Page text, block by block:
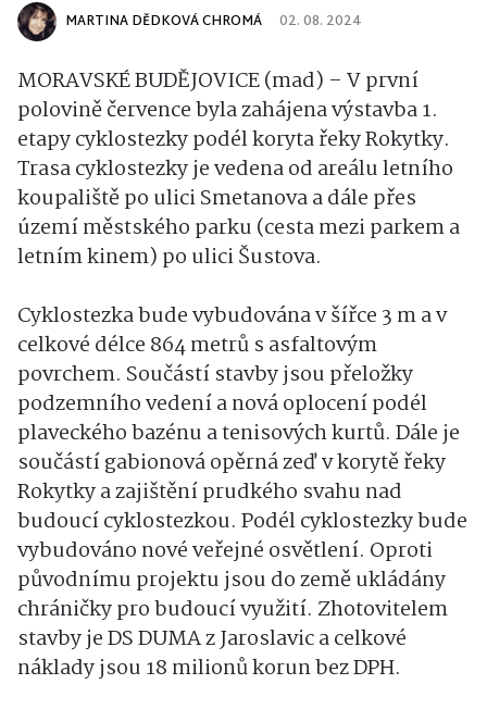
MARTINA DĚDKOVÁ CHROMÁ 02. 08. 2024
MORAVSKÉ BUDĚJOVICE (mad) – V první
polovině července byla zahájena výstavba 1.
etapy cyklostezky podél koryta řeky Rokytky.
Trasa cyklostezky je vedena od areálu letního
koupaliště po ulici Smetanova a dále přes
území městského parku (cesta mezi parkem a
letním kinem) po ulici Šustova.
Cyklostezka bude vybudována v šířce 3 m a v
celkové délce 864 metrů s asfaltovým
povrchem. Součástí stavby jsou přeložky
podzemního vedení a nová oplocení podél
plaveckého bazénu a tenisových kurtů. Dále je
součástí gabionová opěrná zeď v korytě řeky
Rokytky a zajištění prudkého svahu nad
budoucí cyklostezkou. Podél cyklostezky bude
vybudováno nové veřejné osvětlení. Oproti
původnímu projektu jsou do země ukládány
chráničky pro budoucí využití. Zhotovitelem
stavby je DS DUMA z Jaroslavic a celkové
náklady jsou 18 milionů korun bez DPH.